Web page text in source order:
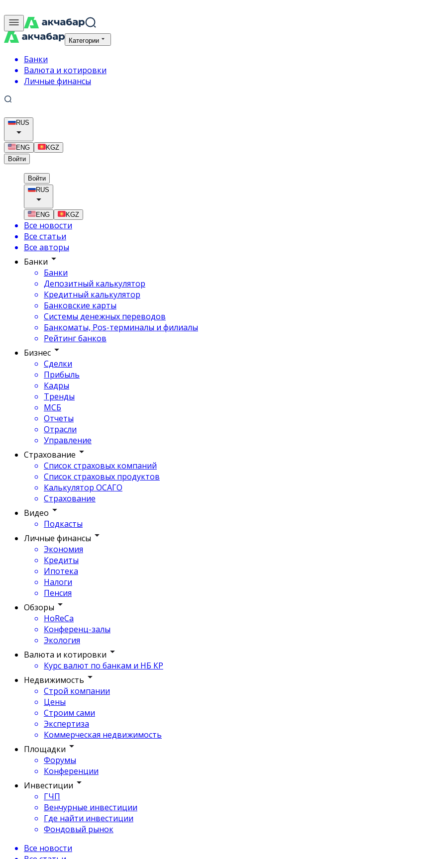
Категории
Банки
Валюта и котировки
Личные финансы
RUS
ENG
KGZ
Войти
Войти
RUS
ENG KGZ
Все новости
Все статьи
Все авторы
Банки
Банки
Депозитный калькулятор
Кредитный калькулятор
Банковские карты
Системы денежных переводов
Банкоматы, Pos-терминалы и филиалы
Рейтинг банков
Бизнес
Сделки
Прибыль
Кадры
Тренды
МСБ
Отчеты
Отрасли
Управление
Страхование
Список страховых компаний
Список страховых продуктов
Калькулятор ОСАГО
Страхование
Видео
Подкасты
Личные финансы
Экономия
Кредиты
Ипотека
Налоги
Пенсия
Обзоры
HoReCa
Конференц-залы
Экология
Валюта и котировки
Курс валют по банкам и НБ КР
Недвижимость
Строй компании
Цены
Строим сами
Экспертиза
Коммерческая недвижимость
Площадки
Форумы
Конференции
Инвестиции
ГЧП
Венчурные инвестиции
Где найти инвестиции
Фондовый рынок
Все новости